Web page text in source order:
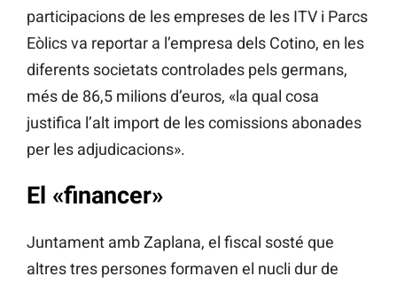
participacions de les empreses de les ITV i Parcs
Eòlics va reportar a l’empresa dels Cotino, en les
diferents societats controlades pels germans,
més de 86,5 milions d’euros, «la qual cosa
justifica l’alt import de les comissions abonades
per les adjudicacions».
El «financer»
Juntament amb Zaplana, el fiscal sosté que
altres tres persones formaven el nucli dur de